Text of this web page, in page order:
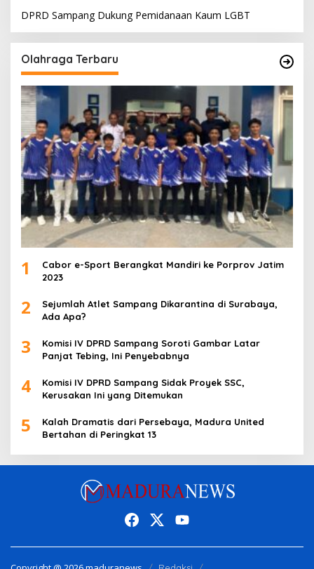
DPRD Sampang Dukung Pemidanaan Kaum LGBT
Olahraga Terbaru
1
Cabor e-Sport Berangkat Mandiri ke Porprov Jatim
2023
2
Sejumlah Atlet Sampang Dikarantina di Surabaya,
Ada Apa?
3
Komisi IV DPRD Sampang Soroti Gambar Latar
Panjat Tebing, Ini Penyebabnya
4
Komisi IV DPRD Sampang Sidak Proyek SSC,
Kerusakan Ini yang Ditemukan
5
Kalah Dramatis dari Persebaya, Madura United
Bertahan di Peringkat 13